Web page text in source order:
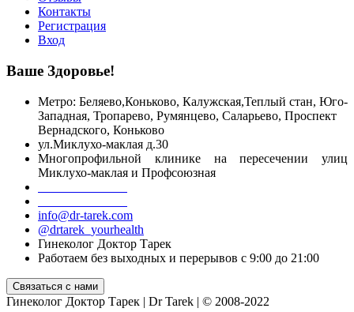
Контакты
Регистрация
Вход
Ваше Здоровье!
Метро: Беляево,Коньково, Калужская,Теплый стан, Юго-
Западная, Тропарево, Румянцево, Саларьево, Проспект
Вернадского, Коньково
ул.Миклухо-маклая д.30
Многопрофильной клинике на пересечении улиц
Миклухо-маклая и Профсоюзная
info@dr-tarek.com
@drtarek_yourhealth
Гинеколог Доктор Тарек
Работаем без выходных и перерывов с 9:00 до 21:00
Гинеколог Доктор Тарек | Dr Tarek | © 2008-2022